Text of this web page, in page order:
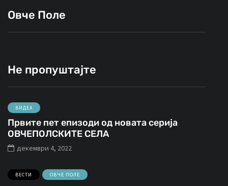
Овче Поле
Не пропуштајте
ВИДЕА
Првите пет епизоди од новата серија
ОВЧЕПОЛСКИТЕ СЕЛА
декември 4, 2022
ВЕСТИ ОВЧЕ ПОЛЕ